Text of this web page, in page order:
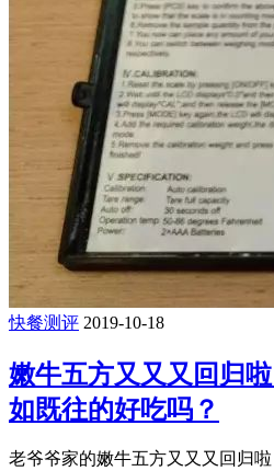
快餐测评 2019-10-18
嫩牛五方又又又回归
如既往的好吃吗？
老爷爷家的嫩牛五方又又又回归